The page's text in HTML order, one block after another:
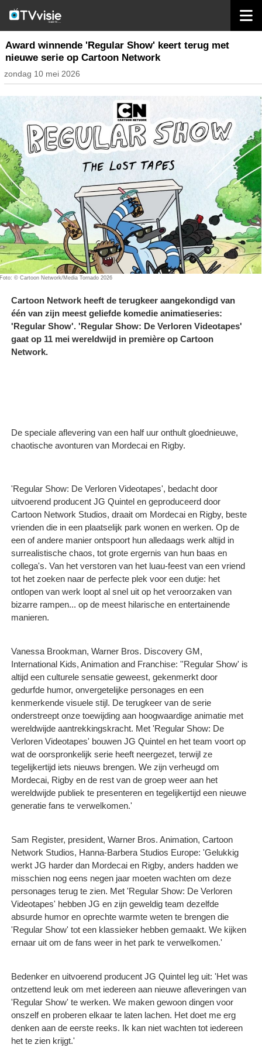
nieuws nederland
Award winnende 'Regular Show' keert terug met
nieuwe serie op Cartoon Network
zondag 10 mei 2026
Foto: © Cartoon Network/Media Tornado 2026
Cartoon Network heeft de terugkeer aangekondigd van
één van zijn meest geliefde komedie animatieseries:
'Regular Show'. 'Regular Show: De Verloren Videotapes'
gaat op 11 mei wereldwijd in première op Cartoon
Network.
De speciale aflevering van een half uur onthult gloednieuwe,
chaotische avonturen van Mordecai en Rigby.
'Regular Show: De Verloren Videotapes', bedacht door
uitvoerend producent JG Quintel en geproduceerd door
Cartoon Network Studios, draait om Mordecai en Rigby, beste
vrienden die in een plaatselijk park wonen en werken. Op de
een of andere manier ontspoort hun alledaags werk altijd in
surrealistische chaos, tot grote ergernis van hun baas en
collega's. Van het verstoren van het luau-feest van een vriend
tot het zoeken naar de perfecte plek voor een dutje: het
ontlopen van werk loopt al snel uit op het veroorzaken van
bizarre rampen... op de meest hilarische en entertainende
manieren.
Vanessa Brookman, Warner Bros. Discovery GM,
International Kids, Animation and Franchise: ''Regular Show' is
altijd een culturele sensatie geweest, gekenmerkt door
gedurfde humor, onvergetelijke personages en een
kenmerkende visuele stijl. De terugkeer van de serie
onderstreept onze toewijding aan hoogwaardige animatie met
wereldwijde aantrekkingskracht. Met 'Regular Show: De
Verloren Videotapes' bouwen JG Quintel en het team voort op
wat de oorspronkelijk serie heeft neergezet, terwijl ze
tegelijkertijd iets nieuws brengen. We zijn verheugd om
Mordecai, Rigby en de rest van de groep weer aan het
wereldwijde publiek te presenteren en tegelijkertijd een nieuwe
generatie fans te verwelkomen.'
Sam Register, president, Warner Bros. Animation, Cartoon
Network Studios, Hanna-Barbera Studios Europe: 'Gelukkig
werkt JG harder dan Mordecai en Rigby, anders hadden we
misschien nog eens negen jaar moeten wachten om deze
personages terug te zien. Met 'Regular Show: De Verloren
Videotapes' hebben JG en zijn geweldig team dezelfde
absurde humor en oprechte warmte weten te brengen die
'Regular Show' tot een klassieker hebben gemaakt. We kijken
ernaar uit om de fans weer in het park te verwelkomen.'
Bedenker en uitvoerend producent JG Quintel leg uit: 'Het was
ontzettend leuk om met iedereen aan nieuwe afleveringen van
'Regular Show' te werken. We maken gewoon dingen voor
onszelf en proberen elkaar te laten lachen. Het doet me erg
denken aan de eerste reeks. Ik kan niet wachten tot iedereen
het te zien krijgt.'